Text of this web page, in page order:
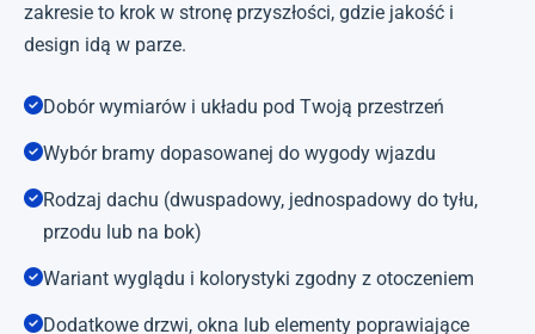
zakresie to krok w stronę przyszłości, gdzie jakość i
design idą w parze.
Dobór wymiarów i układu pod Twoją przestrzeń
Wybór bramy dopasowanej do wygody wjazdu
Rodzaj dachu (dwuspadowy, jednospadowy do tyłu,
przodu lub na bok)
Wariant wyglądu i kolorystyki zgodny z otoczeniem
Dodatkowe drzwi, okna lub elementy poprawiające